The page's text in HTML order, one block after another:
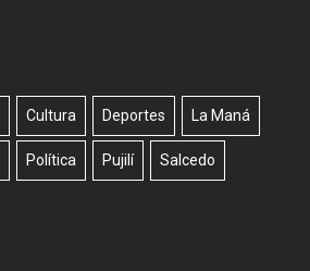
Cultura Deportes La Maná
Política Pujilí Salcedo